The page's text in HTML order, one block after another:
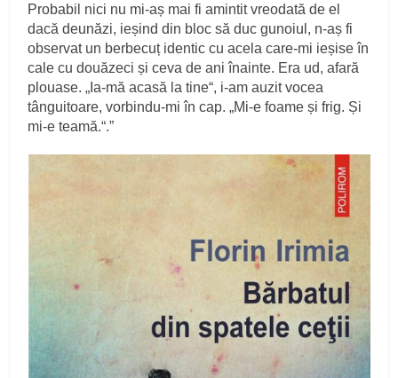
Probabil nici nu mi-aș mai fi amintit vreodată de el
dacă deunăzi, ieșind din bloc să duc gunoiul, n-aș fi
observat un berbecuț identic cu acela care-mi ieșise în
cale cu douăzeci și ceva de ani înainte. Era ud, afară
plouase. „Ia-mă acasă la tine“, i-am auzit vocea
tânguitoare, vorbindu-mi în cap. „Mi-e foame și frig. Și
mi-e teamă.“.”